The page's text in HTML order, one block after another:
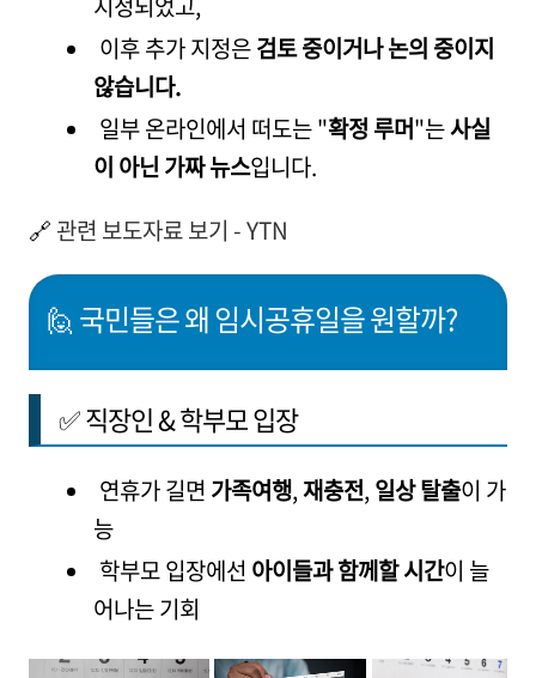
이후 추가 지정은검토 중이거나 논의 중이지
않습니다.
일부 온라인에서 떠도는 "확정 루머"는사실
이 아닌 가짜 뉴스입니다.
🔗 관련 보도자료 보기 - YTN
🙋 국민들은 왜 임시공휴일을 원할까?
✅ 직장인 & 학부모 입장
연휴가 길면 가족여행,재충전,일상 탈출이 가
능
학부모 입장에선 아이들과 함께할 시간이 늘
어나는 기회